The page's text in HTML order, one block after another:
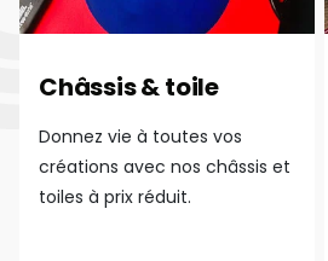
Châssis & toile
Donnez vie à toutes vos
créations avec nos châssis et
toiles à prix réduit.